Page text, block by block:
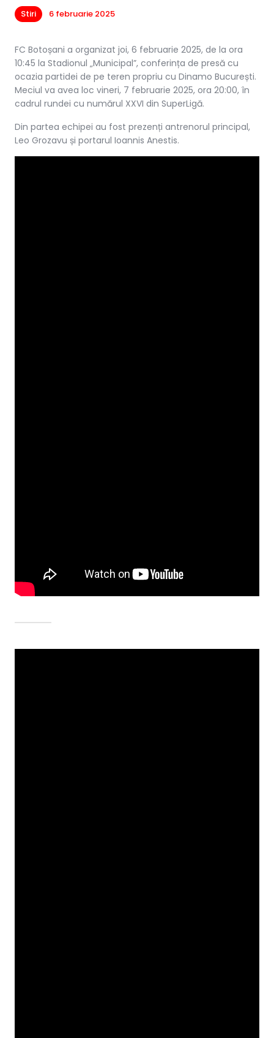
Stiri 6 februarie 2025
FC Botoșani a organizat joi, 6 februarie 2025, de la ora
10:45 la Stadionul „Municipal”, conferința de presă cu
ocazia partidei de pe teren propriu cu Dinamo București.
Meciul va avea loc vineri, 7 februarie 2025, ora 20:00, în
cadrul rundei cu numărul XXVI din SuperLigă.
Din partea echipei au fost prezenți antrenorul principal,
Leo Grozavu și portarul Ioannis Anestis.